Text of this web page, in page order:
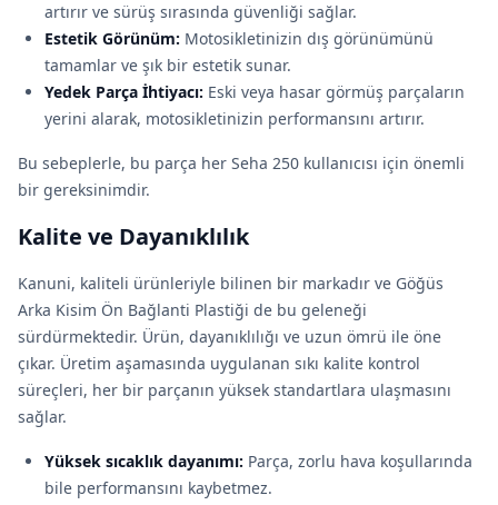
artırır ve sürüş sırasında güvenliği sağlar.
Estetik Görünüm: Motosikletinizin dış görünümünü
tamamlar ve şık bir estetik sunar.
Yedek Parça İhtiyacı: Eski veya hasar görmüş parçaların
yerini alarak, motosikletinizin performansını artırır.
Bu sebeplerle, bu parça her Seha 250 kullanıcısı için önemli
bir gereksinimdir.
Kalite ve Dayanıklılık
Kanuni, kaliteli ürünleriyle bilinen bir markadır ve Göğüs
Arka Kisim Ön Bağlanti Plastiği de bu geleneği
sürdürmektedir. Ürün, dayanıklılığı ve uzun ömrü ile öne
çıkar. Üretim aşamasında uygulanan sıkı kalite kontrol
süreçleri, her bir parçanın yüksek standartlara ulaşmasını
sağlar.
Yüksek sıcaklık dayanımı: Parça, zorlu hava koşullarında
bile performansını kaybetmez.